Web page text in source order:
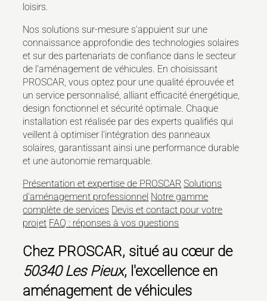
loisirs.
Nos solutions sur-mesure s'appuient sur une
connaissance approfondie des technologies solaires
et sur des partenariats de confiance dans le secteur
de l'aménagement de véhicules. En choisissant
PROSCAR, vous optez pour une qualité éprouvée et
un service personnalisé, alliant efficacité énergétique,
design fonctionnel et sécurité optimale. Chaque
installation est réalisée par des experts qualifiés qui
veillent à optimiser l'intégration des panneaux
solaires, garantissant ainsi une performance durable
et une autonomie remarquable.
Présentation et expertise de PROSCAR Solutions
d'aménagement professionnel Notre gamme
complète de services Devis et contact pour votre
projet FAQ : réponses à vos questions
Chez PROSCAR, situé au cœur de
50340 Les Pieux, l'excellence en
aménagement de véhicules